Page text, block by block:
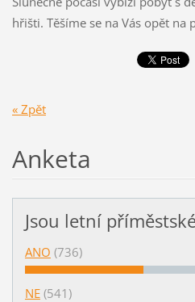
hřišti. Těšíme se na Vás opět na
« Zpět
Anketa
Jsou letní
ANO (736)
NE (541)